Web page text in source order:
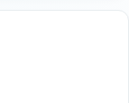
par IA et une